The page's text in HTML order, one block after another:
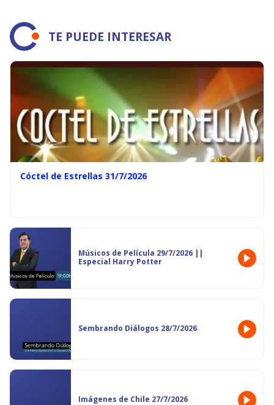
TE PUEDE INTERESAR
Cóctel de Estrellas 31/7/2026
Músicos de Película 29/7/2026 ||
Especial Harry Potter
Sembrando Diálogos 28/7/2026
Imágenes de Chile 27/7/2026